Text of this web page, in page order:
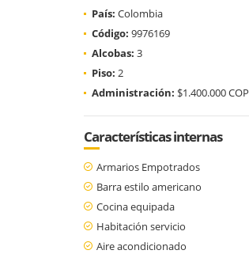
País: Colombia
Código: 9976169
Alcobas: 3
Piso: 2
Administración: $1.400.000 COP
Características internas
Armarios Empotrados
Barra estilo americano
Cocina equipada
Habitación servicio
Aire acondicionado